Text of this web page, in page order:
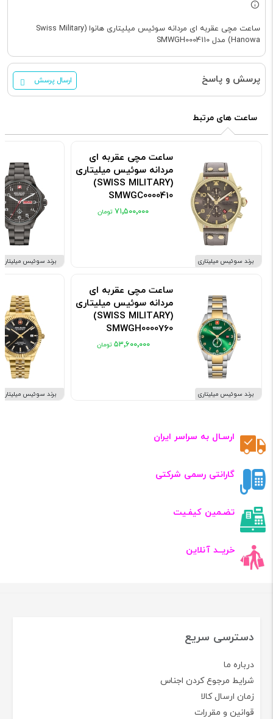
ساعت مچی عقربه ای مردانه سوئیس میلیتاری هانوا (Swiss Military
Hanowa) مدل SMWGH0004110
پرسش و پاسخ ارسال پرسش
ساعت های مرتبط
برند سوئیس میلیتاری
ساعت مچی عقربه ای
مردانه سوئیس میلیتاری
(SWISS MILITARY)
SMWGC0000410
۷۱٬۵۰۰٬۰۰۰
برند سوئیس میلیتاری
ساعت مچی عقربه ای
مردانه سوئیس میلیتاری
(SWISS MILITARY)
SMWGH0000760
۵۳٬۶۰۰٬۰۰۰
برند سوئیس میلیتاری
برند سوئیس میلیتاری
ارسـال به سراسر ایران
گارانتی رسمی شرکتی
تضـمین کیفـیت
خریــد آنلاین
دسترسی سریع
درباره ما
شرایط مرجوع کردن اجناس
زمان ارسال کالا
قوانین و مقررات